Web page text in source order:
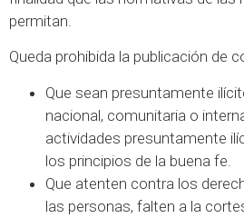
permitan.
Queda prohibida la publicación de
Que sean presuntamente
nacional, comunitaria o
actividades presuntamente
los principios de la buena fe.
Que atenten contra los
las personas, falten a la